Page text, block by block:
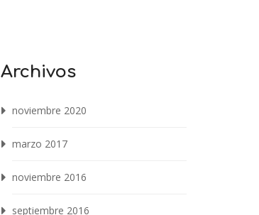
Archivos
noviembre 2020
marzo 2017
noviembre 2016
septiembre 2016